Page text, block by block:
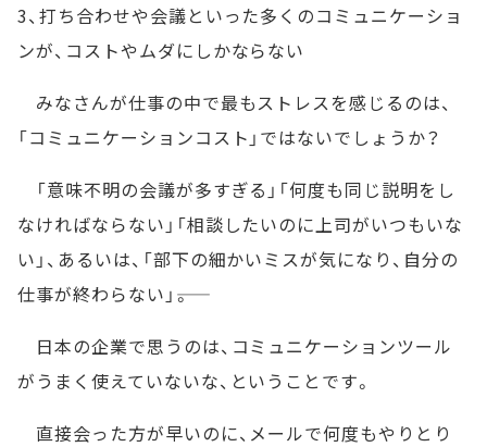
3、打ち合わせや会議といった多くのコミュニケーショ
ンが、コストやムダにしかならない
みなさんが仕事の中で最もストレスを感じるのは、
「コミュニケーションコスト」ではないでしょうか？
「意味不明の会議が多すぎる」「何度も同じ説明をし
なければならない」「相談したいのに上司がいつもいな
い」、あるいは、「部下の細かいミスが気になり、自分の
仕事が終わらない」――。
日本の企業で思うのは、コミュニケーションツール
がうまく使えていないな、ということです。
直接会った方が早いのに、メールで何度もやりとり